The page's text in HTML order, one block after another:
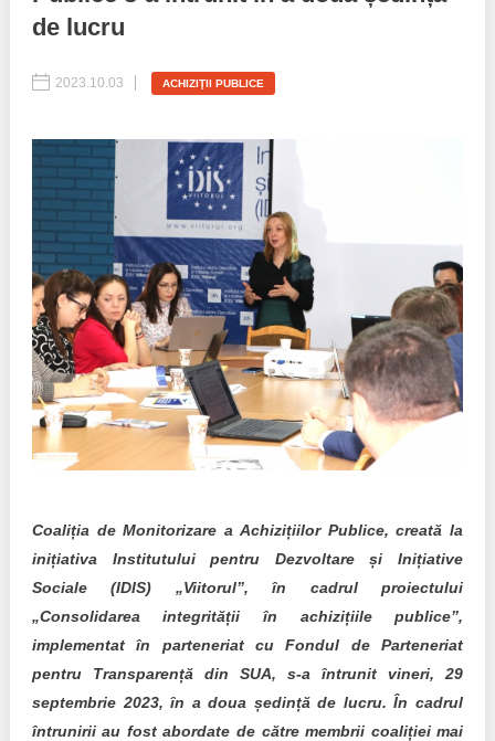
Projects in progres
Implemented projects
Procedures manual
Notes & positions
Institutional Charter IDIS
Announcements
IDIS International Advisory Board
Best parctices
Governance transparency
Sociometric Laboratory
People Watch
National Business Agenda
Democratic process
15 minutes of economic realism
Hybrid power
EU-STRAT bulletin
Democracy, independence and transparency of key
public institutions in Moldova
Integrity of public procurement in Moldova
de lucru
2023.10.03 ACHIZIŢII PUBLICE
Coaliția de Monitorizare a Achizițiilor Publice, creată la
inițiativa Institutului pentru Dezvoltare și Inițiative
Sociale (IDIS) „Viitorul”, în cadrul proiectului
„Consolidarea integrității în achizițiile publice”,
implementat în parteneriat cu Fondul de Parteneriat
pentru Transparență din SUA, s-a întrunit vineri, 29
septembrie 2023, în a doua ședință de lucru. În cadrul
întrunirii au fost abordate de către membrii coaliției mai